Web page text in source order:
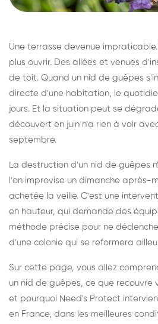
Une terrasse devenue
plus ouvrir. Des allées et venues
de toit. Quand un nid de guêpes
directe d'une habitation, le
jours. Et la situation peut se
découvert en juin n'a rien à voir
septembre.
La destruction d'un nid de guêpes
l'on improvise un dimanche après-
achetée la veille. C'est une
en hauteur, qui demande des
méthode précise pour ne
d'une colonie qui se reformera
Sur cette page, vous allez
un nid de guêpes, ce que recouvre
et pourquoi Need's Protect
en France, dans les meilleures